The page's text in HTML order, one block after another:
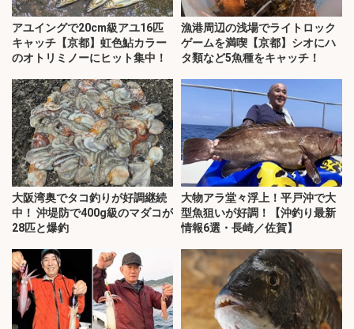
アユイングで20cm級アユ16匹
キャッチ【京都】虹色鮎カラー
のオトリミノーにヒット集中！
漁港周辺の浅場でライトロック
ゲームを満喫【京都】シオにハ
タ類など5魚種をキャッチ！
大阪湾奥でタコ釣りが好調継続
中！ 沖堤防で400g級のマダコが
28匹と爆釣
大物アラ堂々浮上！平戸沖で大
型魚狙いが好調！【沖釣り最新
情報6選・長崎／佐賀】